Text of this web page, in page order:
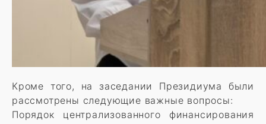
Кроме того, на заседании Президиума были
рассмотрены следующие важные вопросы:
Порядок централизованного финансирования